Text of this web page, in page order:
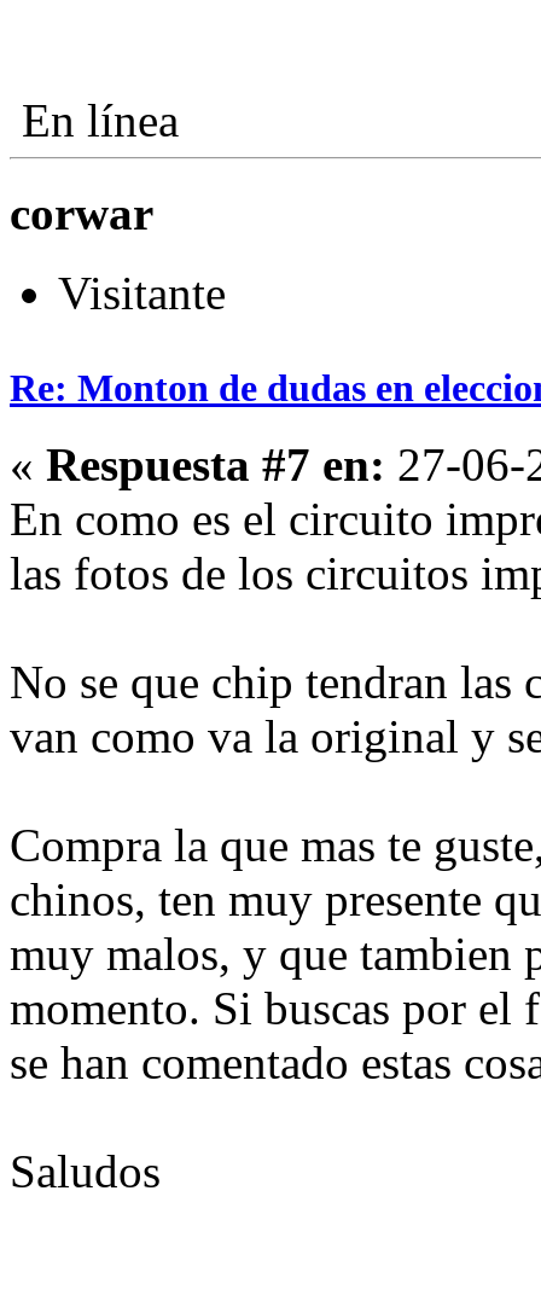
En línea
corwar
Visitante
Re: Monton de dudas en
« Respuesta #7 en: 27-06-
En como es el circuito
las fotos de los circuitos
No se que chip tendran las
van como va la original y
Compra la que mas te
chinos, ten muy presente
muy malos, y que tambien
momento. Si buscas por el
se han comentado estas
Saludos